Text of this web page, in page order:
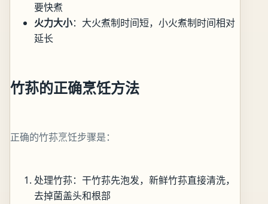
要快煮
火力大小：大火煮制时间短，小火煮制时间相对
延长
竹荪的正确烹饪方法
正确的竹荪烹饪步骤是：
处理竹荪：干竹荪先泡发，新鲜竹荪直接清洗，
去掉菌盖头和根部